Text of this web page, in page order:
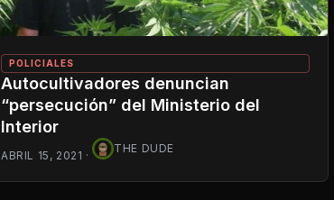
POLICIALES
Autocultivadores denuncian
“persecución” del Ministerio del
Interior
ABRIL 15, 2021 ·
THE DUDE